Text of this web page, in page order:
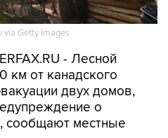
via Getty Images
- Лесной
км от канадского
двух домов,
о
сообщают местные